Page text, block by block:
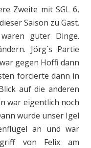
Zweite mit SGL 6,
Saison zu Gast.
guter Dinge.
Jörg´s Partie
gegen Hoffi dann
forcierte dann in
auf die anderen
war eigentlich noch
wurde unser Igel
an und war
von Felix am